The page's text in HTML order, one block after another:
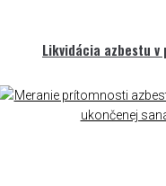
Likvidácia azbestu v